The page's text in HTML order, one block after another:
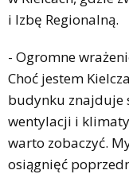
i Izbę Regionalną.
- Ogromne
Choć jestem
budynku znajduje
wentylacji i
warto zobaczyć.
osiągnięć